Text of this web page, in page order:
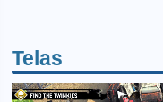
Telas